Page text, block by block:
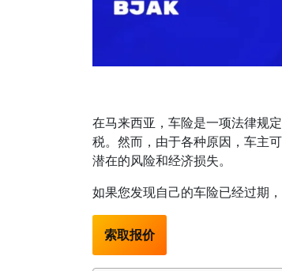
在马来西亚，车险是一项法律规
税。然而，由于各种原因，车主
潜在的风险和经济损失。
如果您发现自己的车险已经过期
索取报价